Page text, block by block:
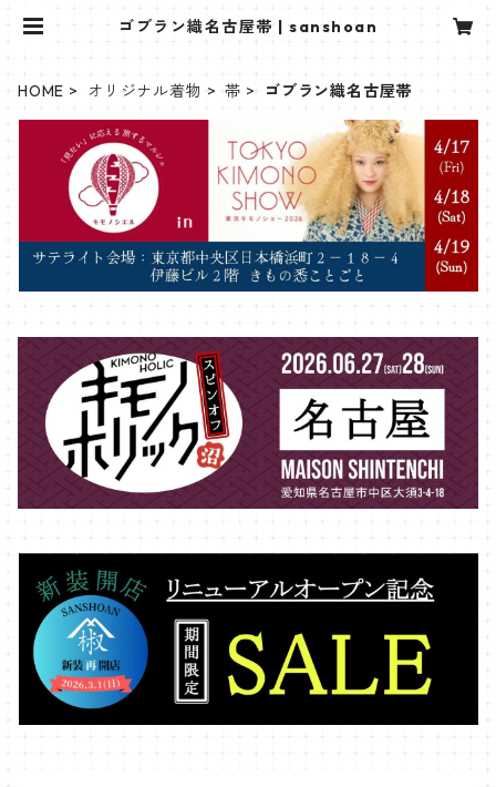
ゴブラン織名古屋帯 | sanshoan
HOME オリジナル着物 帯 ゴブラン織名古屋帯